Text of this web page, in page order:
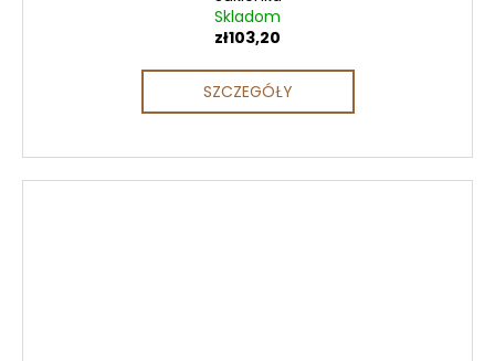
Skladom
zł103,20
SZCZEGÓŁY